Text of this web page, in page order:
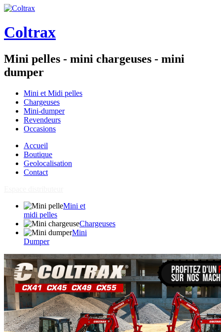
Coltrax
Mini pelles - mini chargeuses - mini
dumper
Mini et Midi pelles
Chargeuses
Mini-dumper
Revendeurs
Occasions
Accueil
Boutique
Geolocalisation
Contact
Mini et
midi pelles
Chargeuses
Mini
Dumper